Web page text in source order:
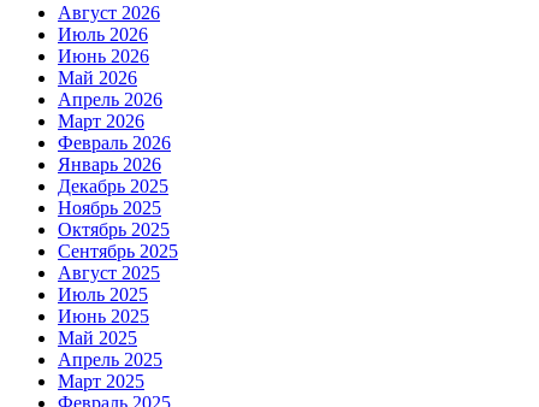
Август 2026
Июль 2026
Июнь 2026
Май 2026
Апрель 2026
Март 2026
Февраль 2026
Январь 2026
Декабрь 2025
Ноябрь 2025
Октябрь 2025
Сентябрь 2025
Август 2025
Июль 2025
Июнь 2025
Май 2025
Апрель 2025
Март 2025
Февраль 2025